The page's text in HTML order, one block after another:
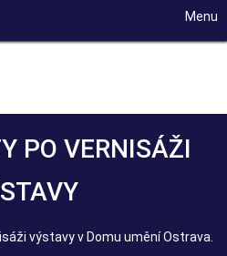
PO VERNISÁŽI
výstavy v Domu umění Ostrava.
Menu